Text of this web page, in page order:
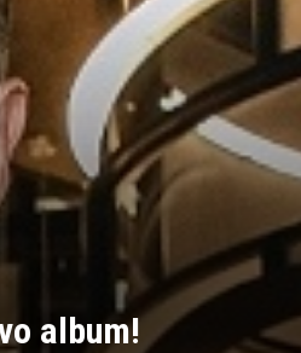
album!